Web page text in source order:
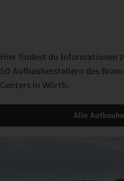
Hier findest du Informationen
50 Aufbauherstellern des
Centers in Wörth.
Alle